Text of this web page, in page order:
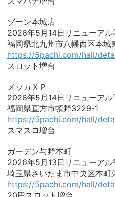
ゾーン本城店
2026年5月14日リニューアル
福岡県北九州市八幡西区本
https://5pachi.com/hall/
スロット増台
メッカＸＰ
2026年5月14日リニューアル
福岡県直方市頓野3229-1
https://5pachi.com/hall/
スマスロ増台
ガーデン与野本町
2026年5月13日リニューアル
埼玉県さいたま市中央区本
https://5pachi.com/hall/